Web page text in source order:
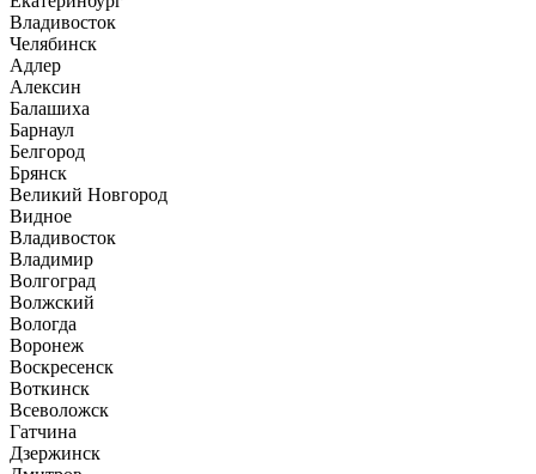
Владивосток
Челябинск
Адлер
Алексин
Балашиха
Барнаул
Белгород
Брянск
Великий Новгород
Видное
Владивосток
Владимир
Волгоград
Волжский
Вологда
Воронеж
Воскресенск
Воткинск
Всеволожск
Гатчина
Дзержинск